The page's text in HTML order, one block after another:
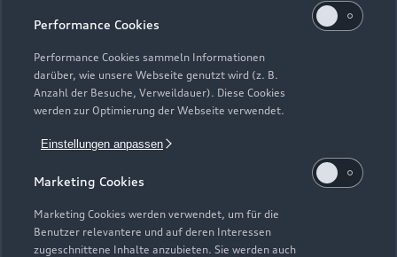
Performance Cookies
Performance Cookies sammeln Informationen
darüber, wie unsere Webseite genutzt wird (z. B.
Anzahl der Besuche, Verweildauer). Diese Cookies
werden zur Optimierung der Webseite verwendet.
Einstellungen anpassen
Marketing Cookies
Marketing Cookies werden verwendet, um für die
Benutzer relevantere und auf deren Interessen
zugeschnittene Inhalte anzubieten. Sie werden auch
Hans-Urmiller-Ring 40 A
82515 Wolfratshausen
kontakt.audi.wor@badermainzl.de